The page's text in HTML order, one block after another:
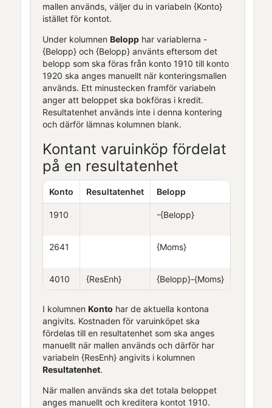
mallen används, väljer du in variabeln {Konto}
istället för kontot.
Under kolumnen Belopphar variablerna -
{Belopp} och {Belopp} använts eftersom det
belopp som ska föras från konto 1910 till konto
1920 ska anges manuellt när konteringsmallen
används. Ett minustecken framför variabeln
anger att beloppet ska bokföras i kredit.
Resultatenhet används inte i denna kontering
och därför lämnas kolumnen blank.
Kontant varuinköp fördelat
på en resultatenhet
Konto Resultatenhet Belopp
1910 -{Belopp}
2641 {Moms}
4010 {ResEnh} {Belopp}-{Moms}
I kolumnen Konto har de aktuella kontona
angivits. Kostnaden för varuinköpet ska
fördelas till en resultatenhet som ska anges
manuellt när mallen används och därför har
variabeln {ResEnh} angivits i kolumnen
Resultatenhet.
När mallen används ska det totala beloppet
anges manuellt och kreditera kontot 1910.